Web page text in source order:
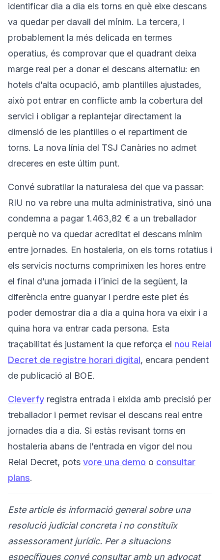
identificar dia a dia els torns en què eixe descans
va quedar per davall del mínim. La tercera, i
probablement la més delicada en termes
operatius, és comprovar que el quadrant deixa
marge real per a donar el descans alternatiu: en
hotels d’alta ocupació, amb plantilles ajustades,
això pot entrar en conflicte amb la cobertura del
servici i obligar a replantejar directament la
dimensió de les plantilles o el repartiment de
torns. La nova línia del TSJ Canàries no admet
dreceres en este últim punt.
Convé subratllar la naturalesa del que va passar:
RIU no va rebre una multa administrativa, sinó una
condemna a pagar 1.463,82 € a un treballador
perquè no va quedar acreditat el descans mínim
entre jornades. En hostaleria, on els torns rotatius i
els servicis nocturns comprimixen les hores entre
el final d’una jornada i l’inici de la següent, la
diferència entre guanyar i perdre este plet és
poder demostrar dia a dia a quina hora va eixir i a
quina hora va entrar cada persona. Esta
traçabilitat és justament la que reforça el nou Reial
Decret de registre horari digital, encara pendent
de publicació al BOE.
Cleverfy registra entrada i eixida amb precisió per
treballador i permet revisar el descans real entre
jornades dia a dia. Si estàs revisant torns en
hostaleria abans de l’entrada en vigor del nou
Reial Decret, pots vore una demo o consultar
plans.
Este article és informació general sobre una
resolució judicial concreta i no constituïx
assessorament jurídic. Per a situacions
específiques convé consultar amb un advocat